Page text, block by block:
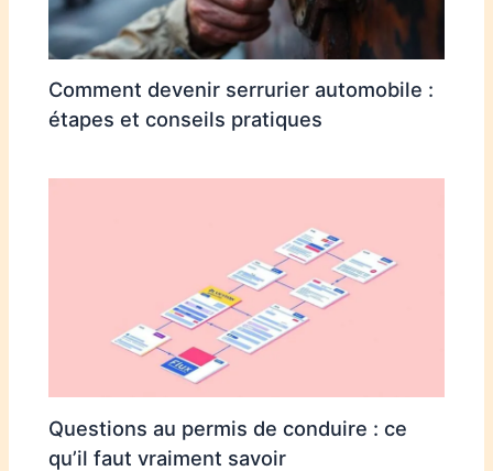
Comment devenir serrurier automobile :
étapes et conseils pratiques
Questions au permis de conduire : ce
qu’il faut vraiment savoir